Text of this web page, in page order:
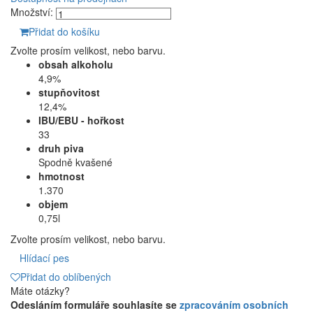
Množství:
Přidat do košíku
Zvolte prosím velikost, nebo barvu.
obsah alkoholu
4,9%
stupňovitost
12,4%
IBU/EBU - hořkost
33
druh piva
Spodně kvašené
hmotnost
1.370
objem
0,75l
Zvolte prosím velikost, nebo barvu.
Hlídací pes
Přidat do oblíbených
Máte otázky?
Odesláním formuláře souhlasíte se zpracováním osobních